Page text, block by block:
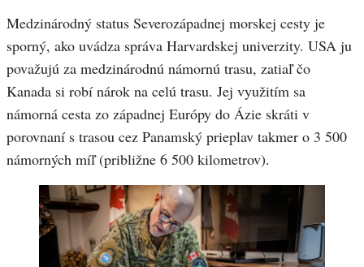
Medzinárodný status Severozápadnej morskej cesty je
sporný, ako uvádza správa Harvardskej univerzity. USA ju
považujú za medzinárodnú námornú trasu, zatiaľ čo
Kanada si robí nárok na celú trasu. Jej využitím sa
námorná cesta zo západnej Európy do Ázie skráti v
porovnaní s trasou cez Panamský prieplav takmer o 3 500
námorných míľ (približne 6 500 kilometrov).